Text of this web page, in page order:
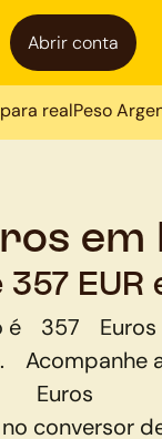
Abrir conta
realPeso
em
EUR
é 357 Euros
Acompanhe
Euros
conversor